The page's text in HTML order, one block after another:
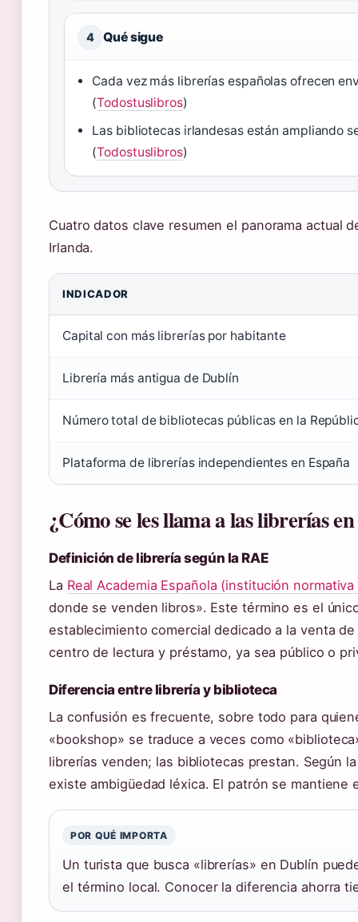
4 Qué sigue
Cada vez más librerías españolas ofrecen
(Todostuslibros)
Las bibliotecas irlandesas están ampliando
(Todostuslibros)
Cuatro datos clave resumen el panorama actual
Irlanda.
INDICADOR
Capital con más librerías por habitante
Librería más antigua de Dublín
Número total de bibliotecas públicas en la
Plataforma de librerías independientes en España
¿Cómo se les llama a las librerías
Definición de librería según la RAE
La Real Academia Española (institución
donde se venden libros». Este término es el
establecimiento comercial dedicado a la venta
centro de lectura y préstamo, ya sea público o
Diferencia entre librería y biblioteca
La confusión es frecuente, sobre todo para
«bookshop» se traduce a veces como
librerías venden; las bibliotecas prestan. Según
existe ambigüedad léxica. El patrón se mantiene
POR QUÉ IMPORTA
Un turista que busca «librerías» en Dublín
el término local. Conocer la diferencia ahorra